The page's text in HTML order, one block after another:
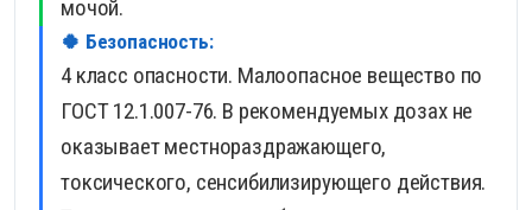
мочой.
🍀 Безопасность:
4 класс опасности. Малоопасное вещество по
ГОСТ 12.1.007-76. В рекомендуемых дозах не
оказывает местнораздражающего,
токсического, сенсибилизирующего действия.